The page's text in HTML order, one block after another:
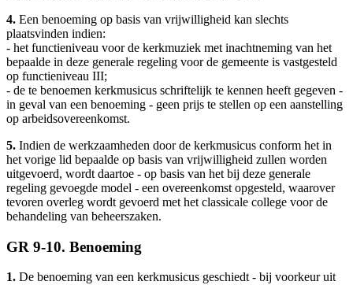
4. Een benoeming op basis van vrijwilligheid kan slechts
plaatsvinden indien:
- het functieniveau voor de kerkmuziek met inachtneming van het
bepaalde in deze generale regeling voor de gemeente is vastgesteld
op functieniveau III;
- de te benoemen kerkmusicus schriftelijk te kennen heeft gegeven -
in geval van een benoeming - geen prijs te stellen op een aanstelling
op arbeidsovereenkomst.
5. Indien de werkzaamheden door de kerkmusicus conform het in
het vorige lid bepaalde op basis van vrijwilligheid zullen worden
uitgevoerd, wordt daartoe - op basis van het bij deze generale
regeling gevoegde model - een overeenkomst opgesteld, waarover
tevoren overleg wordt gevoerd met het classicale college voor de
behandeling van beheerszaken.
GR 9-10. Benoeming
1. De benoeming van een kerkmusicus geschiedt - bij voorkeur uit